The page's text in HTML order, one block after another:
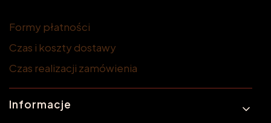
Formy płatności
Czas i koszty dostawy
Czas realizacji zamówienia
Informacje